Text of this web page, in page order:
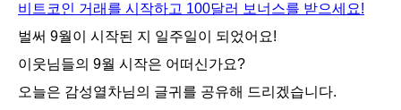
비트코인 거래를 시작하고 100달러 보너스를 받으세요!
벌써 9월이 시작된 지 일주일이 되었어요!
이웃님들의 9월 시작은 어떠신가요?
오늘은 감성열차님의 글귀를 공유해 드리겠습니다.